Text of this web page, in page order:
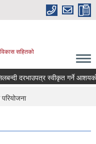
सहितको
दरभाउपत्र स्वीकृत गर्ने